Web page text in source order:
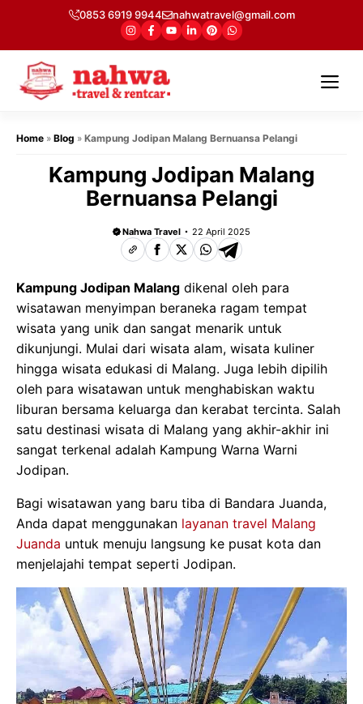
isi
0853 6919 9944 nahwatravel@gmail.com
Home » Blog » Kampung Jodipan Malang Bernuansa Pelangi
Kampung Jodipan Malang
Bernuansa Pelangi
Nahwa Travel 22 April 2025
Kampung Jodipan Malang dikenal oleh para
wisatawan menyimpan beraneka ragam tempat
wisata yang unik dan sangat menarik untuk
dikunjungi. Mulai dari wisata alam, wisata kuliner
hingga wisata edukasi di Malang. Juga lebih dipilih
oleh para wisatawan untuk menghabiskan waktu
liburan bersama keluarga dan kerabat tercinta. Salah
satu destinasi wisata di Malang yang akhir-akhir ini
sangat terkenal adalah Kampung Warna Warni
Jodipan.
Bagi wisatawan yang baru tiba di Bandara Juanda,
Anda dapat menggunakan layanan travel Malang
Juanda untuk menuju langsung ke pusat kota dan
menjelajahi tempat seperti Jodipan.